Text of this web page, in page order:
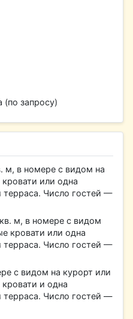
(по запросу)
м, в номере с видом на
или одна
терраса. Число гостей —
м, в номере с видом
кровати или одна
терраса. Число гостей —
с видом на курорт или
и одна
терраса. Число гостей —